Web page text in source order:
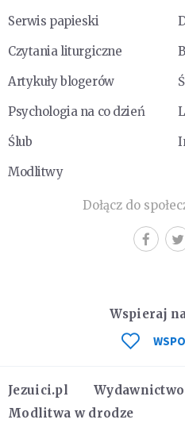
Serwis papieski
Czytania liturgiczne
Artykuły blogerów
Psychologia na co dzień
Ślub
Modlitwy
Dołącz do
Jezuici.pl
Modlitwa w drodze
Wspieraj